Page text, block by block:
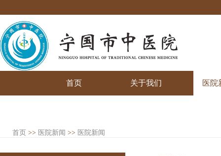
首页 关于我们 医院
首页 >> 医院新闻 >> 医院新闻